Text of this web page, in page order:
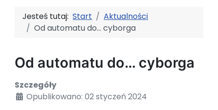
Jesteś tutaj:Start
Aktualności
Od automatu do… cyborga
Od automatu do… cyborga
Szczegóły
Opublikowano: 02 styczeń 2024